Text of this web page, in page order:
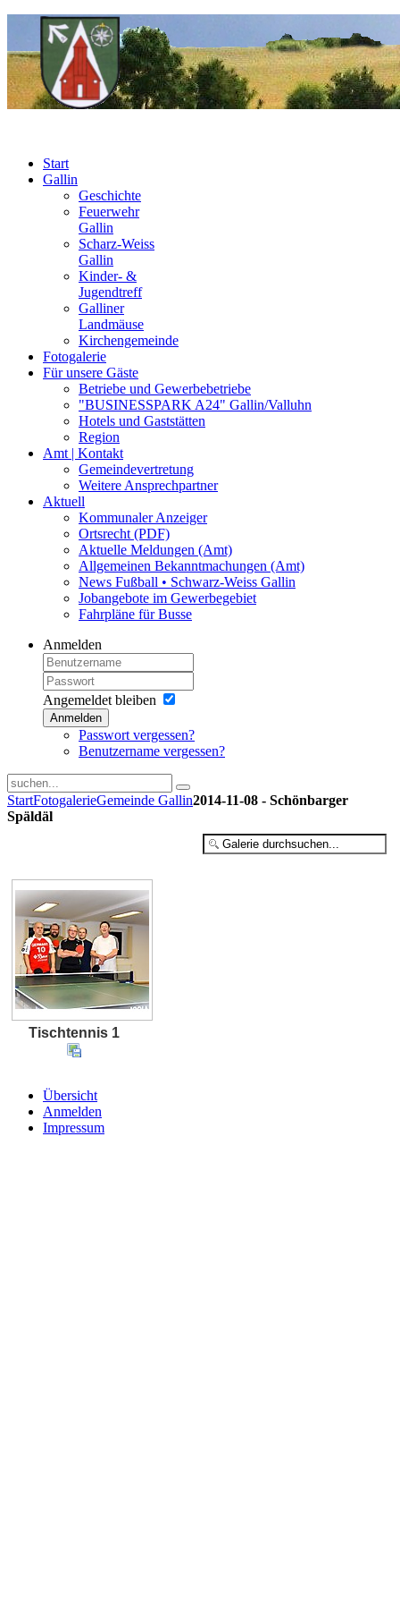
Start
Gallin
Geschichte
Feuerwehr
Gallin
Scharz-Weiss
Gallin
Kinder- &
Jugendtreff
Galliner
Landmäuse
Kirchengemeinde
Fotogalerie
Für unsere Gäste
Betriebe und Gewerbebetriebe
"BUSINESSPARK A24" Gallin/Valluhn
Hotels und Gaststätten
Region
Amt | Kontakt
Gemeindevertretung
Weitere Ansprechpartner
Aktuell
Kommunaler Anzeiger
Ortsrecht (PDF)
Aktuelle Meldungen (Amt)
Allgemeinen Bekanntmachungen (Amt)
News Fußball • Schwarz-Weiss Gallin
Jobangebote im Gewerbegebiet
Fahrpläne für Busse
Anmelden
Angemeldet bleiben
Anmelden
Passwort vergessen?
Benutzername vergessen?
StartFotogalerieGemeinde Gallin2014-11-08 - Schönbarger
Späldäl
Tischtennis 1
Übersicht
Anmelden
Impressum